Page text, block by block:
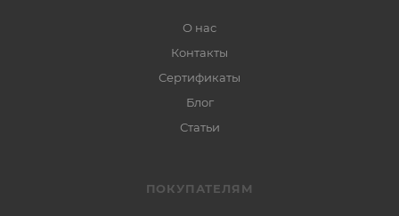
О нас
Контакты
Сертификаты
Блог
Статьи
ПОКУПАТЕЛЯМ